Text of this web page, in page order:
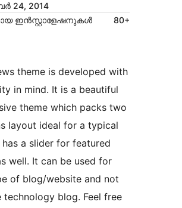
24, 2014
ഇൻസ്റ്റാളേഷനുകൾ
80+
theme is developed with
in mind. It is a beautiful
theme which packs two
layout ideal for a typical
a slider for featured
well. It can be used for
of blog/website and not
technology blog. Feel free